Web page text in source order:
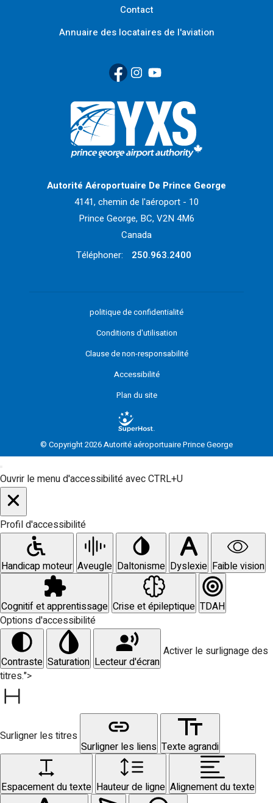
Contact
Annuaire des locataires de l'aviation
Facebook
(Link opens in new window)
Instagram
(Link opens in new window)
YouTube
(Link opens in new window)
Retour à la page d'accueil>
Autorité Aéroportuaire De Prince George
4141, chemin de l'aéroport - 10
Prince George, BC, V2N 4M6
Canada
Téléphoner:
250.963.2400
politique de confidentialité
Conditions d'utilisation
Clause de non-responsabilité
Accessibilité
Plan du site
© Copyright 2026 Autorité aéroportuaire Prince George
Ouvrir le menu d'accessibilité avec CTRL+U
Profil d'accessibilité
Handicap moteur Aveugle Daltonisme Dyslexie Faible vision
Cognitif et apprentissage Crise et épileptique TDAH
Options d'accessibilité
Contraste Saturation Lecteur d'écran
Activer le surlignage des
titres.">
Surligner les titres
Surligner les liens Texte agrandi
Espacement du texte Hauteur de ligne Alignement du texte